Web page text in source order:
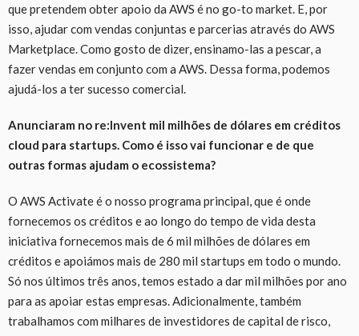
que pretendem obter apoio da AWS é no go-to market. E, por
isso, ajudar com vendas conjuntas e parcerias através do AWS
Marketplace. Como gosto de dizer, ensinamo-las a pescar, a
fazer vendas em conjunto com a AWS. Dessa forma, podemos
ajudá-los a ter sucesso comercial.
Anunciaram no re:Invent mil milhões de dólares em créditos
cloud para startups. Como é isso vai funcionar e de que
outras formas ajudam o ecossistema?
O AWS Activate é o nosso programa principal, que é onde
fornecemos os créditos e ao longo do tempo de vida desta
iniciativa fornecemos mais de 6 mil milhões de dólares em
créditos e apoiámos mais de 280 mil startups em todo o mundo.
Só nos últimos três anos, temos estado a dar mil milhões por ano
para as apoiar estas empresas. Adicionalmente, também
trabalhamos com milhares de investidores de capital de risco,